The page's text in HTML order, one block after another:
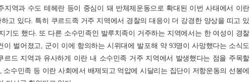
지역과 수도 테헤란 등이 중심이 돼 반체제운동으로 확대된 이번 사태에서 이란
고 있다. 특히 쿠르드족 거주 지역에서 경찰의 대응이 더 강경한 양상을 띠고 있
기도 했다. 또 다른 소수민족인 발루치족이 거주하는 지역에서는 한 여성이 경찰
이 벌어졌고, 군이 이에 항의하는 시위대에 발포해 약 93명이 사망했다는 소식도
르드 지역과 유사하게 이란 내 소수민족 거주 지역에서 발생했다는 점을 주목할
소수민족 등 이란 사회에서 배제되고 억압에 시달리는 집단이 저항운동의 선봉에